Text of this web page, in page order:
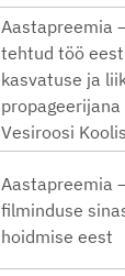
Aastapreemia
tehtud töö
kasvatuse ja
propageerijana
Vesiroosi
Aastapreemia
filminduse
hoidmise eest